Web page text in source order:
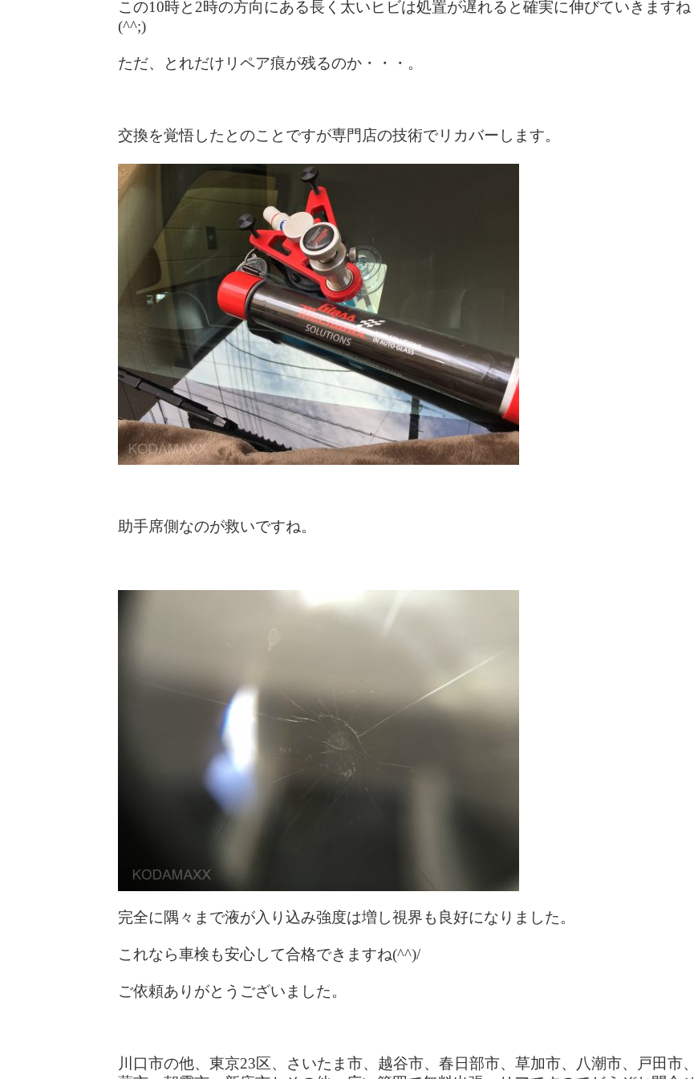
この10時と2時の方向にある長く太いヒビは処置が遅れると確実に伸びていきますね
(^^;)
ただ、とれだけリペア痕が残るのか・・・。
交換を覚悟したとのことですが専門店の技術でリカバーします。
助手席側なのが救いですね。
完全に隅々まで液が入り込み強度は増し視界も良好になりました。
これなら車検も安心して合格できますね(^^)/
ご依頼ありがとうございました。
川口市の他、東京23区、さいたま市、越谷市、春日部市、草加市、八潮市、戸田市、